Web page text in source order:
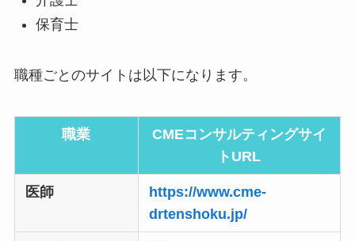
保育士
職種ごとのサイトは以下になります。
職業
CMEコンサルティングサイ
トURL
医師
https://www.cme-
drtenshoku.jp/